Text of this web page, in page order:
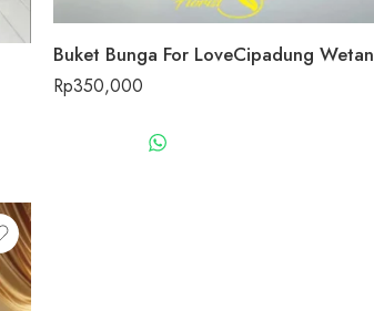
Buket Bunga For LoveCipadung Wetan
Rp350,000